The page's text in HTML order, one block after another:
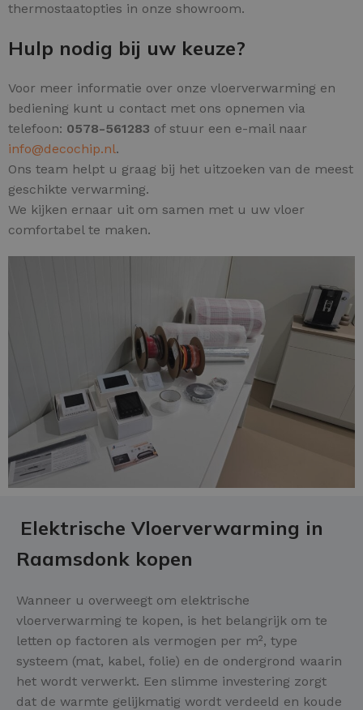
thermostaatopties in onze showroom.
Hulp nodig bij uw keuze?
Voor meer informatie over onze vloerverwarming en
bediening kunt u contact met ons opnemen via
telefoon: 0578-561283 of stuur een e-mail naar
info@decochip.nl.
Ons team helpt u graag bij het uitzoeken van de meest
geschikte verwarming.
We kijken ernaar uit om samen met u uw vloer
comfortabel te maken.
Elektrische Vloerverwarming in
Raamsdonk kopen
Wanneer u overweegt om elektrische
vloerverwarming te kopen, is het belangrijk om te
letten op factoren als vermogen per m², type
systeem (mat, kabel, folie) en de ondergrond waarin
het wordt verwerkt. Een slimme investering zorgt
dat de warmte gelijkmatig wordt verdeeld en koude